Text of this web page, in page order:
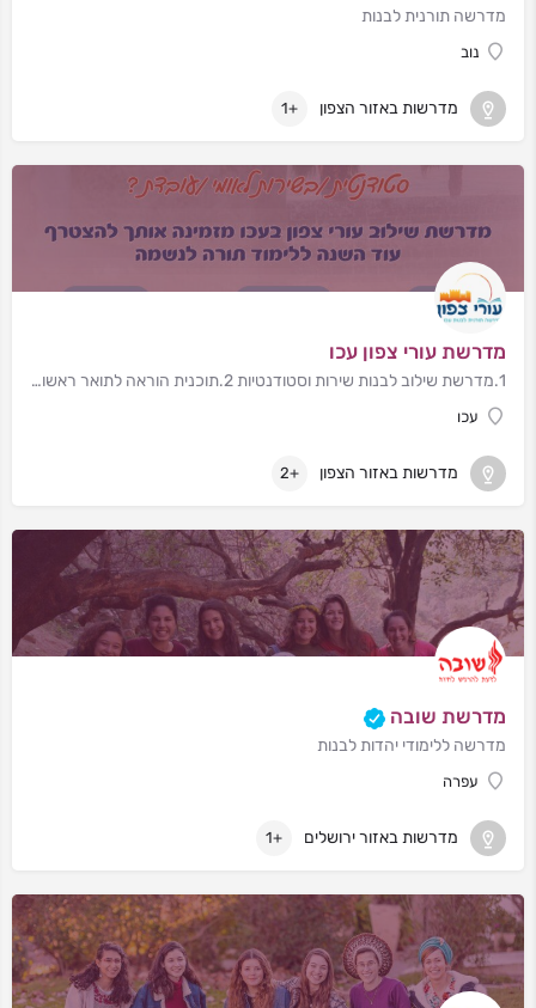
מדרשה תורנית לבנות
נוב
מדרשות באזור הצפון +1
מדרשת עורי צפון עכו
1.מדרשת שילוב לבנות שירות וסטודנטיות 2.תוכנית הוראה לתואר ראשון ותעודת הוראה
עכו
מדרשות באזור הצפון +2
מדרשת שובה
מדרשה ללימודי יהדות לבנות
עפרה
מדרשות באזור ירושלים +1